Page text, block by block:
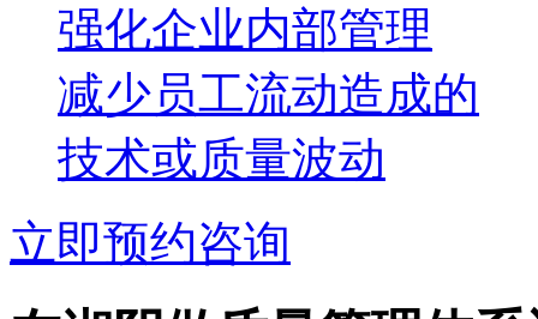
强化企业内部管理
减少员工流动造成的
技术或质量波动
立即预约咨询